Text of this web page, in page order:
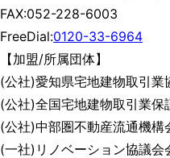
FAX:052-228-6003
FreeDial:0120-33-6964
【加盟/所属団体】
(公社)愛知県宅地建物取引業
(公社)全国宅地建物取引業保
(公社)中部圏不動産流通機構
(一社)リノベーション協議会